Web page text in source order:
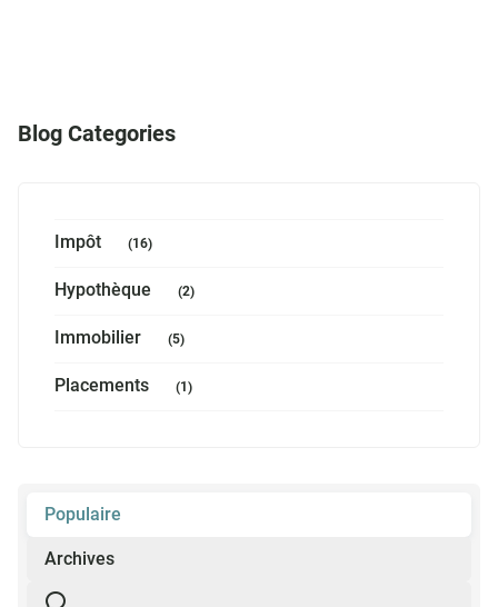
Blog Categories
Impôt (16)
Hypothèque (2)
Immobilier (5)
Placements (1)
Populaire
Archives